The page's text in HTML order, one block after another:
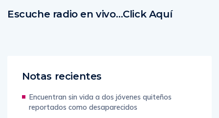
Escuche radio en vivo…Click Aquí
Notas recientes
Encuentran sin vida a dos jóvenes quiteños
reportados como desaparecidos